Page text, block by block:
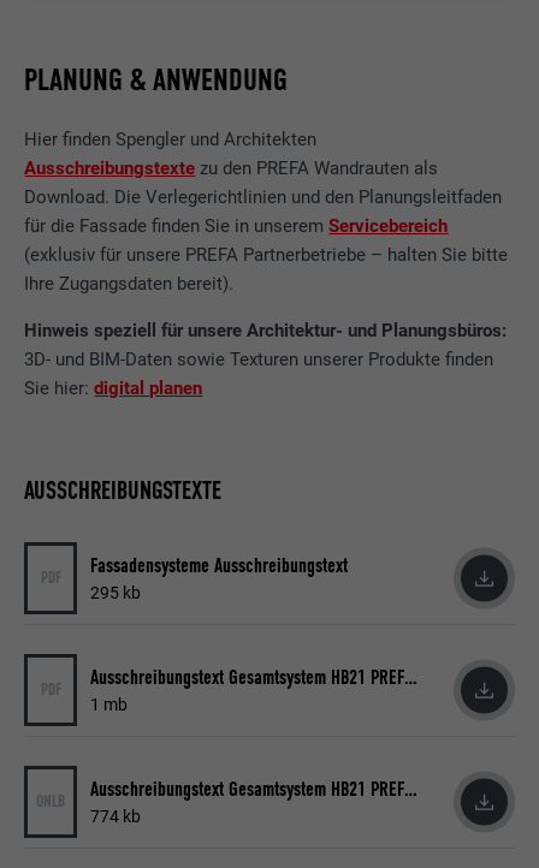
PLANUNG & ANWENDUNG
Hier finden Spengler und Architekten
Ausschreibungstexte zu den PREFA Wandrauten als
Download. Die Verlegerichtlinien und den Planungsleitfaden
für die Fassade finden Sie in unseremServicebereich
(exklusiv für unsere PREFA Partnerbetriebe – halten Sie bitte
Ihre Zugangsdaten bereit).
Hinweis speziell für unsere Architektur- und Planungsbüros:
3D- und BIM-Daten sowie Texturen unserer Produkte finden
Sie hier:digital planen
AUSSCHREIBUNGSTEXTE
PDF Fassadensysteme Ausschreibungstext
295 kb
PDF Ausschreibungstext Gesamtsystem HB21 PREFA 2020 06
1 mb
ONLB Ausschreibungstext Gesamtsystem HB21 PREFA 2020 06
774 kb